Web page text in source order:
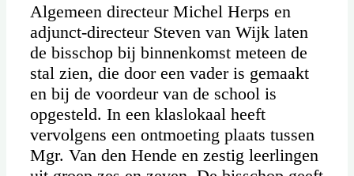
Algemeen directeur Michel Herps en
adjunct-directeur Steven van Wijk laten
de bisschop bij binnenkomst meteen de
stal zien, die door een vader is gemaakt
en bij de voordeur van de school is
opgesteld. In een klaslokaal heeft
vervolgens een ontmoeting plaats tussen
Mgr. Van den Hende en zestig leerlingen